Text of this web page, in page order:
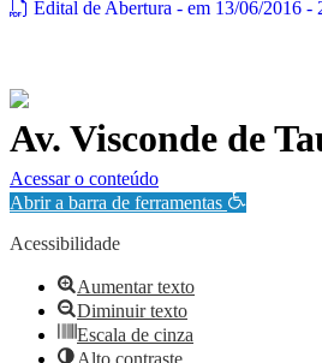
Edital de Abertura - em 13/06/2016 -
Av. Visconde de
Política de Privacidade.
Acessar o conteúdo
Abrir a barra de ferramentas
Acessibilidade
Aumentar texto
Diminuir texto
Escala de cinza
Alto contraste